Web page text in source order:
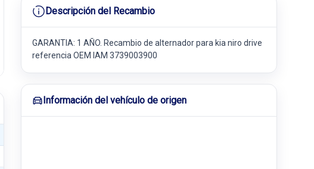
Descripción del Recambio
GARANTIA: 1 AÑO. Recambio de alternador para kia niro drive
referencia OEM IAM 3739003900
Información del vehículo de origen